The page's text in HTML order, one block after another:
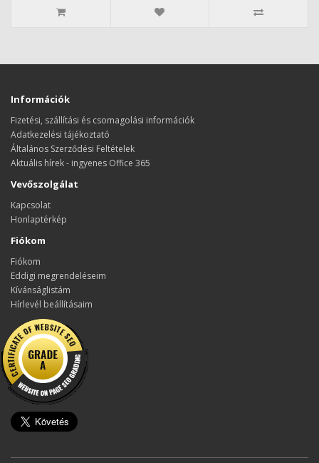
Információk
Fizetési, szállítási és csomagolási információk
Adatkezelési tájékoztató
Általános Szerződési Feltételek
Aktuális hírek - ingyenes Office 365
Vevőszolgálat
Kapcsolat
Honlaptérkép
Fiókom
Fiókom
Eddigi megrendeléseim
Kívánságlistám
Hírlevél beállításaim